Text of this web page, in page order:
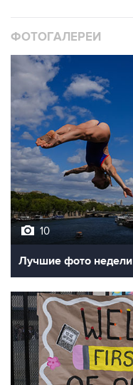
ФОТОГАЛЕРЕИ
10
Лучшие фото недели